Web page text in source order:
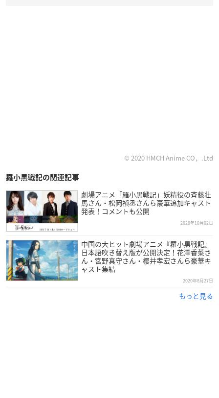
© 2020 HMCH Anime CO，.Ltd
羅小黒戦記の関連記事
劇場アニメ「羅小黒戦記」妖精役の斉藤壮
馬さん・松岡禎丞さんら豪華追加キャスト
発表！コメントも公開
2020年10月02日
中国の大ヒット劇場アニメ『羅小黒戦記』
日本語吹き替え版が公開決定！花澤香菜さ
ん・宮野真守さん・櫻井孝宏さんら豪華キ
ャスト集結
2020年8月27日
もっと見る